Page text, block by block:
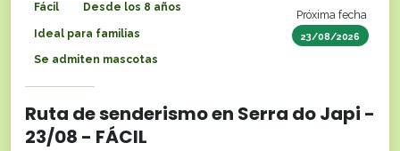
Próxima fecha
23/08/2026
Fácil Desde los 8 años
Ideal para familias
Se admiten mascotas
Ruta de senderismo en Serra do Japi -
23/08 - FÁCIL